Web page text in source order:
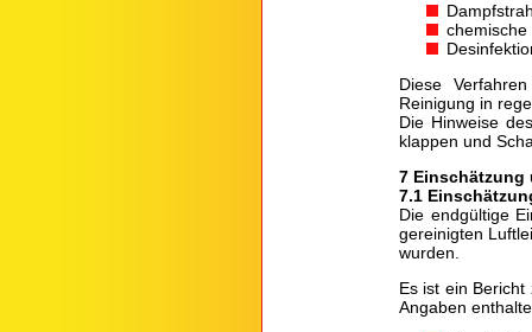
chemische
Diese
Reinigung in
Die Hinweise
klappen und
7 Einschätzung
7.1
Die endgültige
gereinigten
wurden.
Es ist ein
Angaben